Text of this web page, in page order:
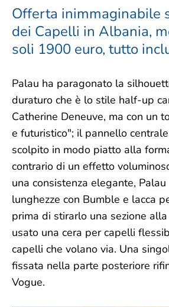
Offerta inimmaginabile
dei Capelli in Albania,
soli 1900 euro, tutto
Palau ha paragonato la
duraturo che è lo stile half-up
Catherine Deneuve, ma con un
e futuristico"; il pannello
scolpito in modo piatto alla
contrario di un effetto
una consistenza elegante,
lunghezze con Bumble e lacca
prima di stirarlo una sezione
usato una cera per capelli
capelli che volano via. Una
fissata nella parte posteriore
Vogue.